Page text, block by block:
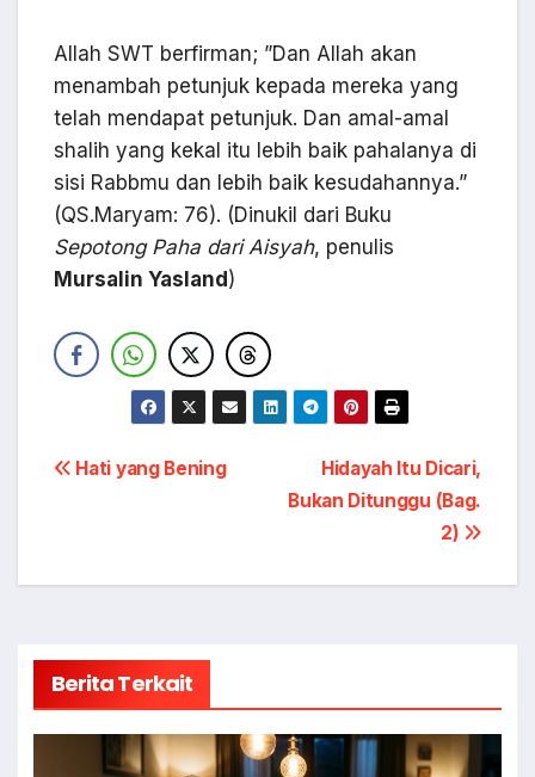
Allah SWT berfirman; ”Dan Allah akan
menambah petunjuk kepada mereka yang
telah mendapat petunjuk. Dan amal-amal
shalih yang kekal itu lebih baik pahalanya di
sisi Rabbmu dan lebih baik kesudahannya.”
(QS.Maryam: 76). (Dinukil dari Buku
Sepotong Paha dari Aisyah, penulis
Mursalin Yasland )
Navigasi
Hidayah Itu Dicari,
Bukan Ditunggu (Bag.
2)
Hati yang Bening
Berita Terkait